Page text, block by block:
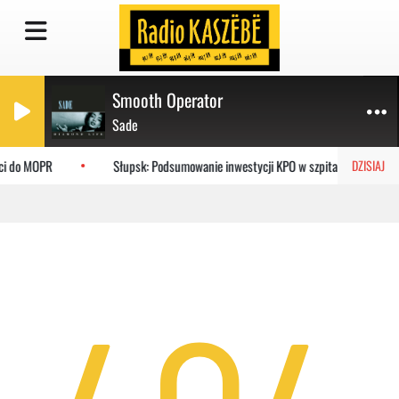
Smooth Operator
Sade
DZISIAJ
do MOPR Słupsk: Podsumowanie inwestycji KPO w szpitalu